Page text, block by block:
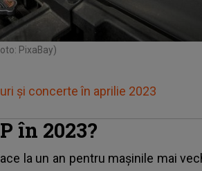
PixaBay)
și concerte în aprilie 2023
în 2023?
la un an pentru maşinile mai